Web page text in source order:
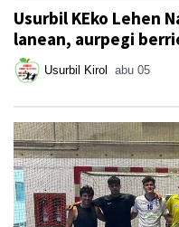
Usurbil KEko Lehen
lanean, aurpegi
Usurbil Kirol abu 05